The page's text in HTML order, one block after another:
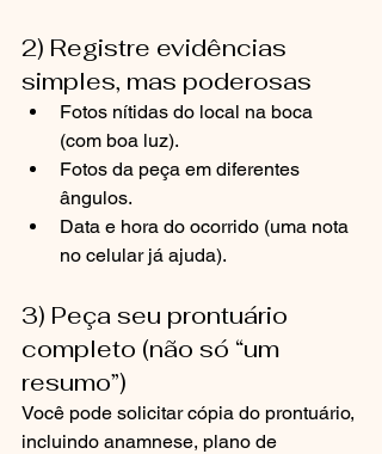
2) Registre evidências
simples, mas poderosas
Fotos nítidas do local na boca
(com boa luz).
Fotos da peça em diferentes
ângulos.
Data e hora do ocorrido (uma nota
no celular já ajuda).
3) Peça seu prontuário
completo (não só “um
resumo”)
Você pode solicitar cópia do prontuário,
incluindo anamnese, plano de